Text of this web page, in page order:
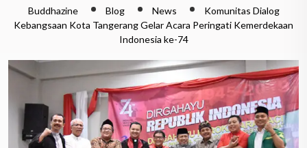
Buddhazine Blog News
Komunitas Dialog
Kebangsaan Kota Tangerang Gelar Acara Peringati Kemerdekaan
Indonesia ke-74